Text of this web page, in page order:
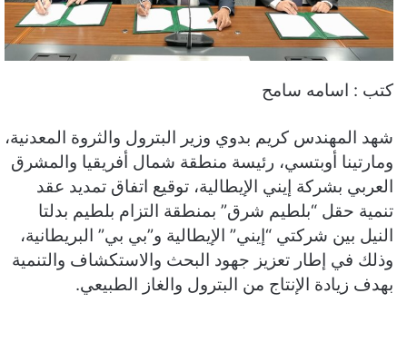
كتب : اسامه سامح
شهد المهندس كريم بدوي وزير البترول والثروة المعدنية،
ومارتينا أوبتسي، رئيسة منطقة شمال أفريقيا والمشرق
العربي بشركة إيني الإيطالية، توقيع اتفاق تمديد عقد
تنمية حقل “بلطيم شرق” بمنطقة التزام بلطيم بدلتا
النيل بين شركتي “إيني” الإيطالية و”بي بي” البريطانية،
وذلك في إطار تعزيز جهود البحث والاستكشاف والتنمية
بهدف زيادة الإنتاج من البترول والغاز الطبيعي.